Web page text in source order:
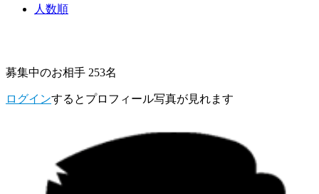
人数順
募集中のお相手 253名
ログインするとプロフィール写真が見れます